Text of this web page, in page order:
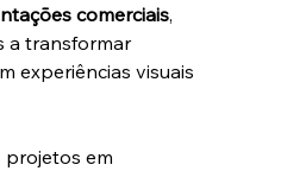
comerciais,
a transformar
experiências visuais
projetos em